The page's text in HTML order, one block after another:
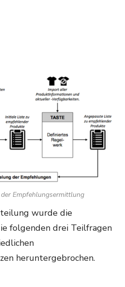
Empfehlungsermittlung
wurde die
folgenden drei Teilfragen
heruntergebrochen.